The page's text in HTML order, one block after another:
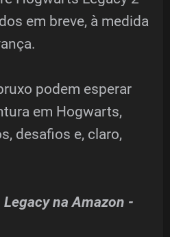
em breve, à medida
podem esperar
em Hogwarts,
desafios e, claro,
na Amazon -